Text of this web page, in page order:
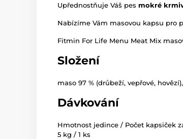
Upřednostňuje Váš pes mokré
Nabízíme Vám masovou kapsu pro
Fitmin For Life Menu Meat Mix
Složení
maso 97 % (drůbeží, vepřové,
Dávkování
Hmotnost jedince / Počet kapsiček
5 kg / 1 ks